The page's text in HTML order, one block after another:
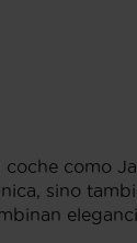
como
sino